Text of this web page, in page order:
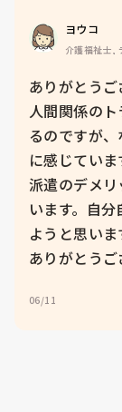
ヨウコ
介護福祉士,
ありがとうご
人間関係の
るのですが
に感じていま
派遣のデメ
います。自
ようと思いま
ありがとうご
06/11